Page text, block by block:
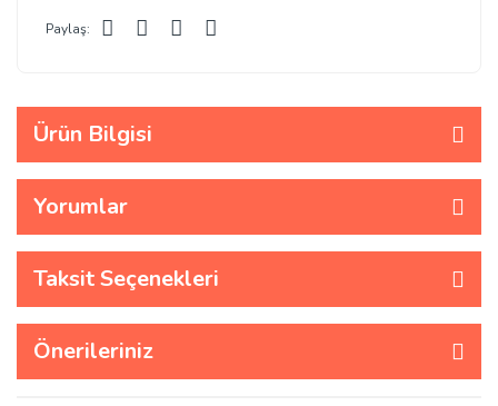
Paylaş:
Ürün Bilgisi
Yorumlar
Taksit Seçenekleri
Önerileriniz